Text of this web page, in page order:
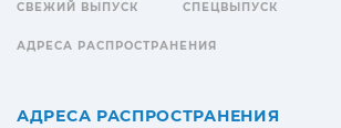
СВЕЖИЙ ВЫПУСК СПЕЦВЫПУСК
АДРЕСА РАСПРОСТРАНЕНИЯ
АДРЕСА РАСПРОСТРАНЕНИЯ